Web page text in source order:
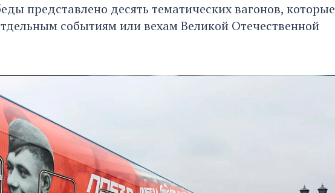
представлено десять тематических вагонов, которые
событиям или вехам Великой Отечественной